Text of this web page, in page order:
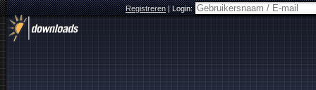
Registreren|Login: